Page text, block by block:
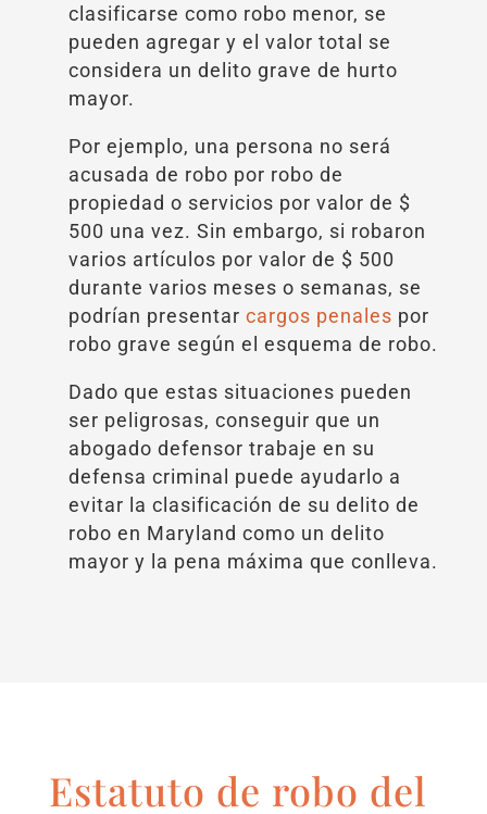
clasificarse como robo menor, se
pueden agregar y el valor total se
considera un delito grave de hurto
mayor.
Por ejemplo, una persona no será
acusada de robo por robo de
propiedad o servicios por valor de $
500 una vez. Sin embargo, si robaron
varios artículos por valor de $ 500
durante varios meses o semanas, se
podrían presentar cargos penales por
robo grave según el esquema de robo.
Dado que estas situaciones pueden
ser peligrosas, conseguir que un
abogado defensor trabaje en su
defensa criminal puede ayudarlo a
evitar la clasificación de su delito de
robo en Maryland como un delito
mayor y la pena máxima que conlleva.
Estatuto de robo del